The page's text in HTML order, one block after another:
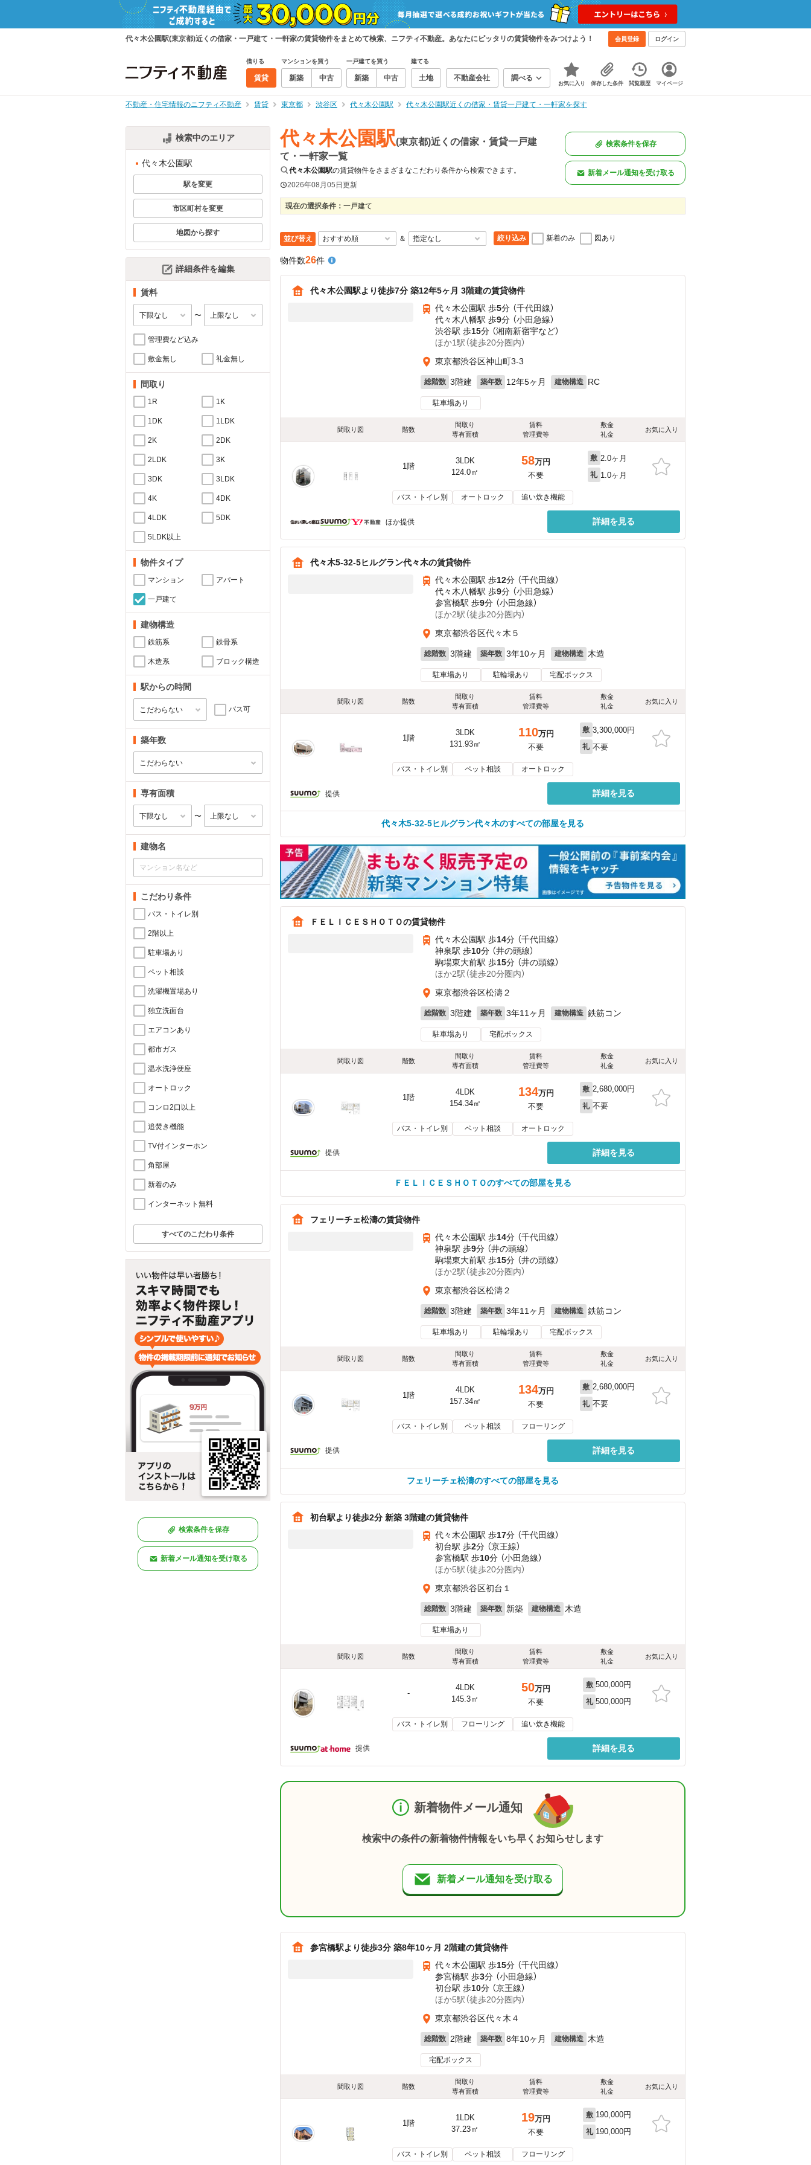
代々木公園駅(東京都)近くの借家・一戸建て・一軒家の賃貸物件をまとめて検索、ニフティ不動産。あなたにピッタリの賃貸物件をみつけよう！ 会員登録 ログイン
借りる
賃貸
マンションを買う
新築 中古
一戸建てを買う
新築 中古
建てる
土地 不動産会社 調べる
お気に入り 保存した条件 閲覧履歴 マイページ
不動産・住宅情報のニフティ不動産 賃貸 東京都 渋谷区 代々木公園駅 代々木公園駅近くの借家・賃貸一戸建て・一軒家を探す
検索中のエリア
代々木公園駅
駅を変更
市区町村を変更
地図から探す
詳細条件を編集
賃料
〜
管理費など込み
敷金無し 礼金無し
間取り
1R 1K
1DK 1LDK
2K 2DK
2LDK 3K
3DK 3LDK
4K 4DK
4LDK 5DK
5LDK以上
物件タイプ
マンション アパート
一戸建て
建物構造
鉄筋系 鉄骨系
木造系 ブロック構造
駅からの時間
バス可
築年数
専有面積
〜
建物名
こだわり条件
バス・トイレ別
2階以上
駐車場あり
ペット相談
洗濯機置場あり
独立洗面台
エアコンあり
都市ガス
温水洗浄便座
オートロック
コンロ2口以上
追焚き機能
TV付インターホン
角部屋
新着のみ
インターネット無料
すべてのこだわり条件
検索条件を保存
新着メール通知を受け取る
代々木公園駅(東京都)近くの借家・賃貸一戸建
て・一軒家一覧
代々木公園駅の賃貸物件をさまざまなこだわり条件から検索できます。
2026年08月05日更新
検索条件を保存
新着メール通知を受け取る
現在の選択条件： 一戸建て
並び替え ＆ 絞り込み 新着のみ 図あり
物件数26件
代々木公園駅より徒歩7分 築12年5ヶ月 3階建の賃貸物件
代々木公園駅 歩5分 （千代田線）
代々木八幡駅 歩9分 （小田急線）
渋谷駅 歩15分 （湘南新宿宇など）
ほか1駅（徒歩20分圏内）
東京都渋谷区神山町3-3
総階数 3階建 築年数 12年5ヶ月 建物構造 RC
駐車場あり
間取り図 階数
間取り
専有面積
賃料
管理費等
敷金
礼金
お気に入り
1階
3LDK
124.0㎡
58万円
不要
敷 2.0ヶ月
礼 1.0ヶ月
バス・トイレ別 オートロック 追い炊き機能
ほか提供 詳細を見る
代々木5-32-5ヒルグラン代々木の賃貸物件
代々木公園駅 歩12分 （千代田線）
代々木八幡駅 歩9分 （小田急線）
参宮橋駅 歩9分 （小田急線）
ほか2駅（徒歩20分圏内）
東京都渋谷区代々木５
総階数 3階建 築年数 3年10ヶ月 建物構造 木造
駐車場あり 駐輪場あり 宅配ボックス
間取り図 階数
間取り
専有面積
賃料
管理費等
敷金
礼金
お気に入り
1階
3LDK
131.93㎡
110万円
不要
敷 3,300,000円
礼 不要
バス・トイレ別 ペット相談 オートロック
提供 詳細を見る
代々木5-32-5ヒルグラン代々木のすべての部屋を見る
ＦＥＬＩＣＥＳＨＯＴＯの賃貸物件
代々木公園駅 歩14分 （千代田線）
神泉駅 歩10分 （井の頭線）
駒場東大前駅 歩15分 （井の頭線）
ほか2駅（徒歩20分圏内）
東京都渋谷区松濤２
総階数 3階建 築年数 3年11ヶ月 建物構造 鉄筋コン
駐車場あり 宅配ボックス
間取り図 階数
間取り
専有面積
賃料
管理費等
敷金
礼金
お気に入り
1階
4LDK
154.34㎡
134万円
不要
敷 2,680,000円
礼 不要
バス・トイレ別 ペット相談 オートロック
提供 詳細を見る
ＦＥＬＩＣＥＳＨＯＴＯのすべての部屋を見る
フェリーチェ松濤の賃貸物件
代々木公園駅 歩14分 （千代田線）
神泉駅 歩9分 （井の頭線）
駒場東大前駅 歩15分 （井の頭線）
ほか2駅（徒歩20分圏内）
東京都渋谷区松濤２
総階数 3階建 築年数 3年11ヶ月 建物構造 鉄筋コン
駐車場あり 駐輪場あり 宅配ボックス
間取り図 階数
間取り
専有面積
賃料
管理費等
敷金
礼金
お気に入り
1階
4LDK
157.34㎡
134万円
不要
敷 2,680,000円
礼 不要
バス・トイレ別 ペット相談 フローリング
提供 詳細を見る
フェリーチェ松濤のすべての部屋を見る
初台駅より徒歩2分 新築 3階建の賃貸物件
代々木公園駅 歩17分 （千代田線）
初台駅 歩2分 （京王線）
参宮橋駅 歩10分 （小田急線）
ほか5駅（徒歩20分圏内）
東京都渋谷区初台１
総階数 3階建 築年数 新築 建物構造 木造
駐車場あり
間取り図 階数
間取り
専有面積
賃料
管理費等
敷金
礼金
お気に入り
-
4LDK
145.3㎡
50万円
不要
敷 500,000円
礼 500,000円
バス・トイレ別 フローリング 追い炊き機能
提供 詳細を見る
新着物件メール通知
検索中の条件の新着物件情報をいち早くお知らせします
新着メール通知を受け取る
参宮橋駅より徒歩3分 築8年10ヶ月 2階建の賃貸物件
代々木公園駅 歩15分 （千代田線）
参宮橋駅 歩3分 （小田急線）
初台駅 歩10分 （京王線）
ほか5駅（徒歩20分圏内）
東京都渋谷区代々木４
総階数 2階建 築年数 8年10ヶ月 建物構造 木造
宅配ボックス
間取り図 階数
間取り
専有面積
賃料
管理費等
敷金
礼金
お気に入り
1階
1LDK
37.23㎡
19万円
不要
敷 190,000円
礼 190,000円
バス・トイレ別 ペット相談 フローリング